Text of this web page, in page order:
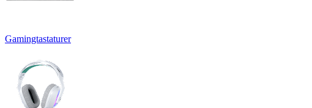
Gamingtastaturer